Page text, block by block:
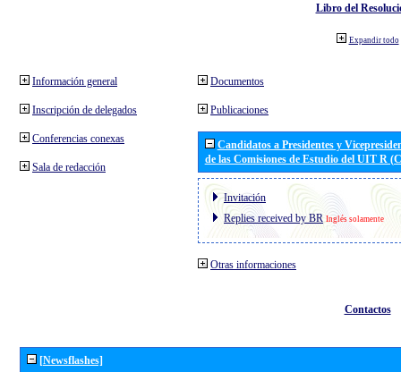
Libro del
Expandir todo
Información general
Inscripción de delegados
Conferencias conexas
Sala de redacción
Documentos
Publicaciones
Candidatos a Presidentes y
de las Comisiones de Estudio del UIT R
Invitación
Replies received by BR Inglés solamente
Otras informaciones
Contactos
[Newsflashes]